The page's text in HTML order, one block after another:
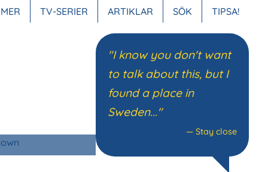
TV-SERIER ARTIKLAR SÖK TIPSA!
"I know you don't want
to talk about this, but I
found a place in
Sweden..."
— Stay close